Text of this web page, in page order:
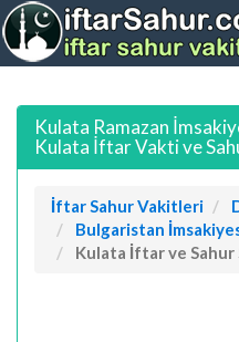
Kulata Ramazan
Kulata İftar Vakti ve
İftar Sahur Vakitleri
Bulgaristan
Kulata İftar ve Sahur